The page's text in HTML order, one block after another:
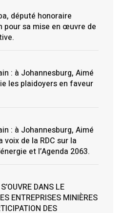
député honoraire
pour sa mise en œuvre de
: à Johannesburg, Aimé
les plaidoyers en faveur
: à Johannesburg, Aimé
de la RDC sur la
et l’Agenda 2063.
DANS LE
ENTREPRISES MINIÈRES
DES